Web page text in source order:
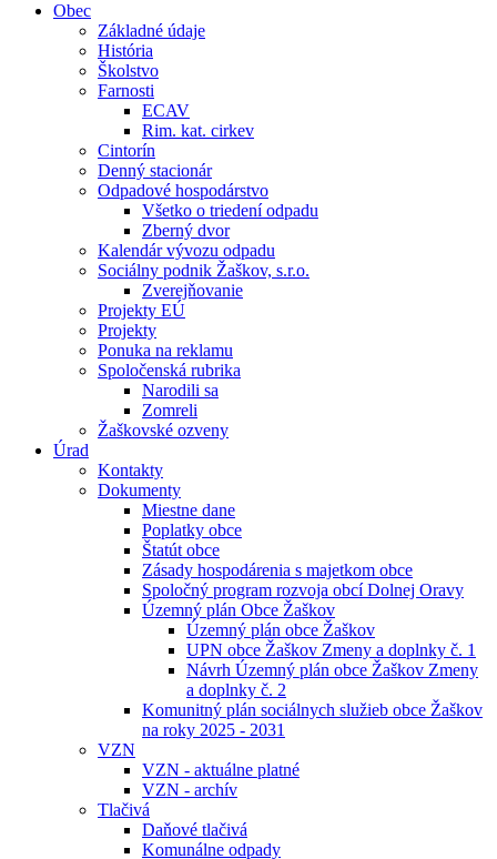
Obec
Základné údaje
História
Školstvo
Farnosti
ECAV
Rim. kat. cirkev
Cintorín
Denný stacionár
Odpadové hospodárstvo
Všetko o triedení odpadu
Zberný dvor
Kalendár vývozu odpadu
Sociálny podnik Žaškov, s.r.o.
Zverejňovanie
Projekty EÚ
Projekty
Ponuka na reklamu
Spoločenská rubrika
Narodili sa
Zomreli
Žaškovské ozveny
Úrad
Kontakty
Dokumenty
Miestne dane
Poplatky obce
Štatút obce
Zásady hospodárenia s majetkom obce
Spoločný program rozvoja obcí Dolnej Oravy
Územný plán Obce Žaškov
Územný plán obce Žaškov
UPN obce Žaškov Zmeny a doplnky č. 1
Návrh Územný plán obce Žaškov Zmeny
a doplnky č. 2
Komunitný plán sociálnych služieb obce Žaškov
na roky 2025 - 2031
VZN
VZN - aktuálne platné
VZN - archív
Tlačivá
Daňové tlačivá
Komunálne odpady